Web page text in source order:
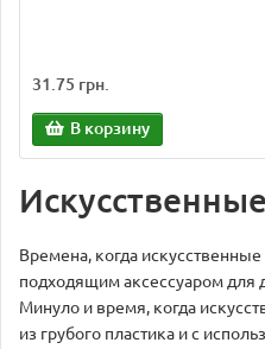
31.75 грн.
В корзину
Времена, когда
подходящим аксессуаром для
Минуло и время, когда
из грубого пластика и с